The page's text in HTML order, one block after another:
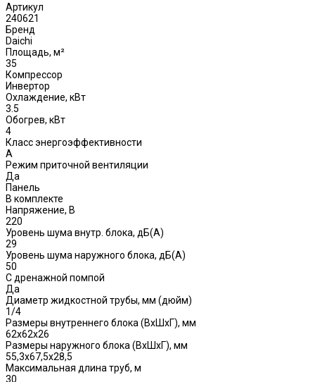
Артикул
240621
Бренд
Daichi
Площадь, м²
35
Компрессор
Инвертор
Охлаждение, кВт
3.5
Обогрев, кВт
4
Класс энергоэффективности
A
Режим приточной вентиляции
Да
Панель
В комплекте
Напряжение, В
220
Уровень шума внутр. блока, дБ(А)
29
Уровень шума наружного блока, дБ(A)
50
С дренажной помпой
Да
Диаметр жидкостной трубы, мм (дюйм)
1/4
Размеры внутреннего блока (ВхШхГ), мм
62x62x26
Размеры наружного блока (ВхШхГ), мм
55,3x67,5x28,5
Максимальная длина труб, м
30